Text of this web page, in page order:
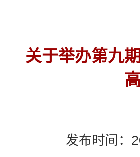
关于举办第九
发布时间：